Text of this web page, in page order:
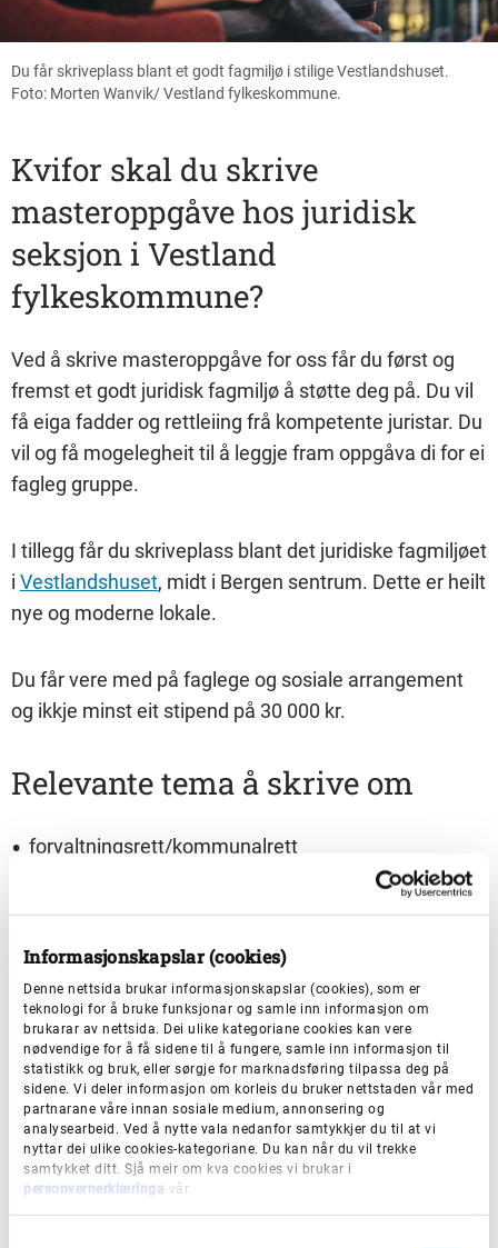
Informasjonskapslar (cookies)
Denne nettsida brukar informasjonskapslar (cookies), som er
teknologi for å bruke funksjonar og samle inn informasjon om
brukarar av nettsida. Dei ulike kategoriane cookies kan vere
nødvendige for å få sidene til å fungere, samle inn informasjon til
statistikk og bruk, eller sørgje for marknadsføring tilpassa deg på
sidene. Vi deler informasjon om korleis du bruker nettstaden vår med
partnarane våre innan sosiale medium, annonsering og
analysearbeid. Ved å nytte vala nedanfor samtykkjer du til at vi
nyttar dei ulike cookies-kategoriane. Du kan når du vil trekke
samtykket ditt. Sjå meir om kva cookies vi brukar i
personvernerklæringa vår.
Du får skriveplass blant et godt fagmiljø i stilige Vestlandshuset.
Foto: Morten Wanvik/ Vestland fylkeskommune.
Kvifor skal du skrive
masteroppgåve hos juridisk
seksjon i Vestland
fylkeskommune?
Ved å skrive masteroppgåve for oss får du først og
fremst et godt juridisk fagmiljø å støtte deg på. Du vil
få eiga fadder og rettleiing frå kompetente juristar. Du
vil og få mogelegheit til å leggje fram oppgåva di for ei
fagleg gruppe.
I tillegg får du skriveplass blant det juridiske fagmiljøet
i Vestlandshuset, midt i Bergen sentrum. Dette er heilt
nye og moderne lokale.
Du får vere med på faglege og sosiale arrangement
og ikkje minst eit stipend på 30 000 kr.
Relevante tema å skrive om
forvaltningsrett/kommunalrett
fast eiendoms rettsforhold, medrekna
ekspropriasjon
rettsreglar knytt til offentleg tenestetilbod (skule,
tannhelse o.l.)
rettslege vurderingskriterium knytt til
menneskerettar, vurdering basert på barnets beste
o.l.
MVA knytt til offentleg aktivitet, MVA-kompensasjon